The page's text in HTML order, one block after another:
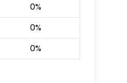
0%
0%
0%